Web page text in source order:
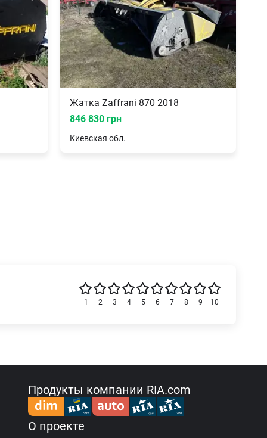
Жатка Zaffrani 870 2018
846 830 грн
Киевская обл.
10
9
8
7
6
5
4
3
2
1
Продукты компании RIA.com
О проекте